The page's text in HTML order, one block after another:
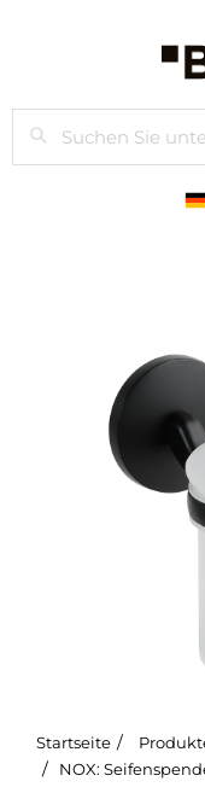
Suchen
Startseite
NOX: